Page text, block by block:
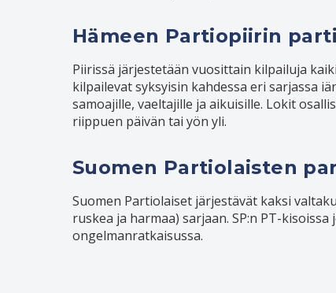
Hämeen Partiopiirin
Piirissä järjestetään vuosittain kilpailuja
kilpailevat syksyisin kahdessa eri sarjassa
samoajille, vaeltajille ja aikuisille. Lokit
riippuen päivän tai yön yli.
Suomen Partiolaisten
Suomen Partiolaiset järjestävät kaksi
ruskea ja harmaa) sarjaan. SP:n PT-
ongelmanratkaisussa.